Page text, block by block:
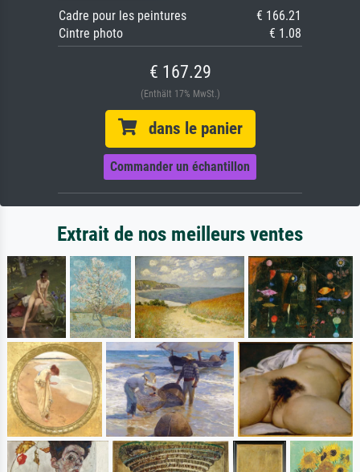
Cadre pour les peintures
€ 166.21
Cintre photo
€ 1.08
€ 167.29
(Enthält 17% MwSt.)
dans le panier
Commander un échantillon
Extrait de nos meilleurs ventes